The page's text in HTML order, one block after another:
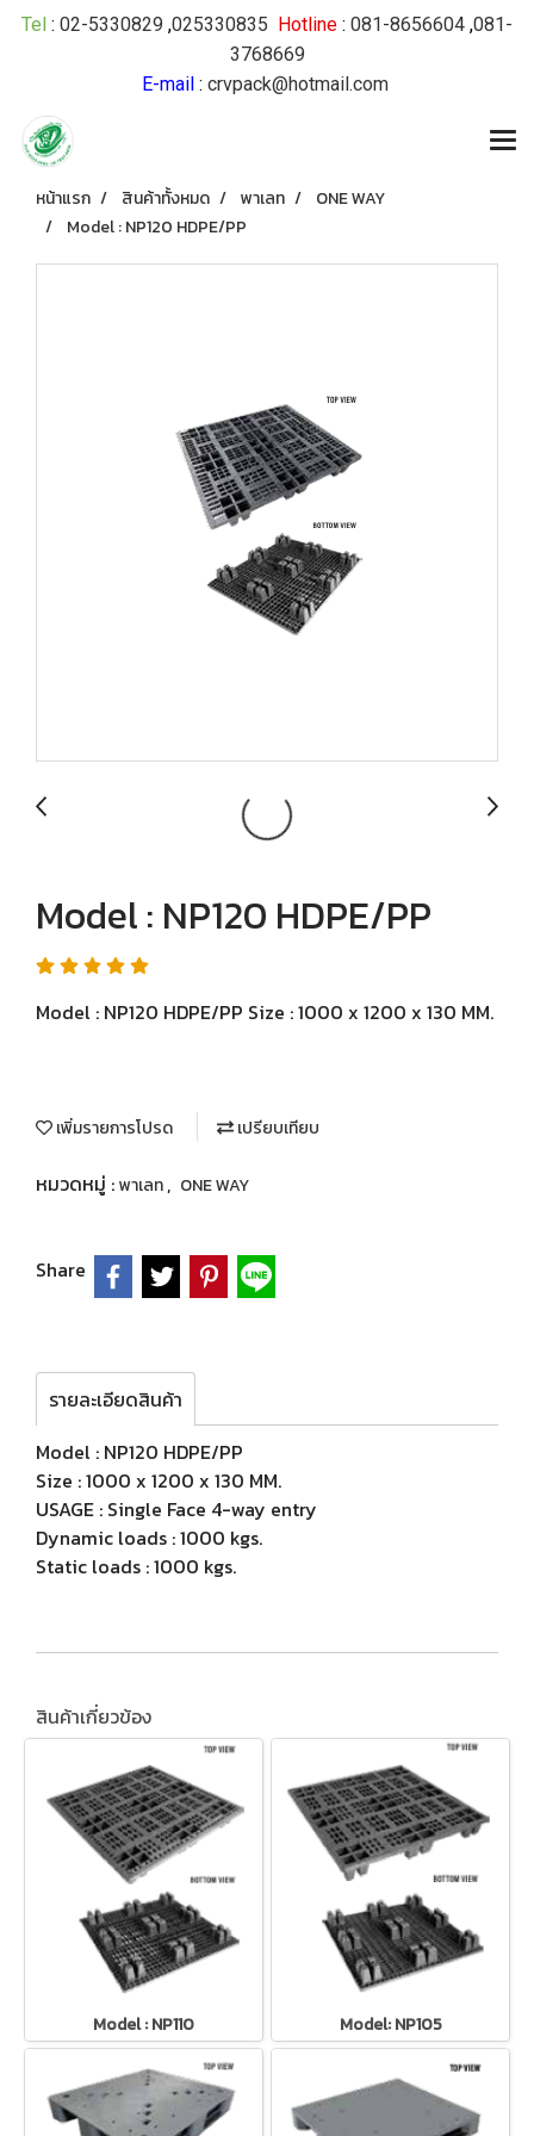
Tel : 02-5330829 ,025330835 Hotline : 081-8656604 ,081-
3768669
E-mail: crvpack@hotmail.com
หน้าแรก สินค้าทั้งหมด พาเลท
ONE WAY
Model : NP120 HDPE/PP
Model : NP120 HDPE/PP
Model : NP120 HDPE/PP Size : 1000 x 1200 x 130 MM.
เพิ่มรายการโปรด เปรียบเทียบ
หมวดหมู่ :พาเลท, ONE WAY
Share
รายละเอียดสินค้า
Model : NP120 HDPE/PP
Size : 1000 x 1200 x 130 MM.
USAGE : Single Face 4-way entry
Dynamic loads : 1000 kgs.
Static loads : 1000 kgs.
สินค้าเกี่ยวข้อง
Model : NP110 Model: NP105